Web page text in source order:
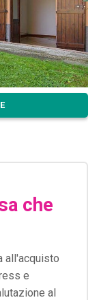
che
all'acquisto
e
al